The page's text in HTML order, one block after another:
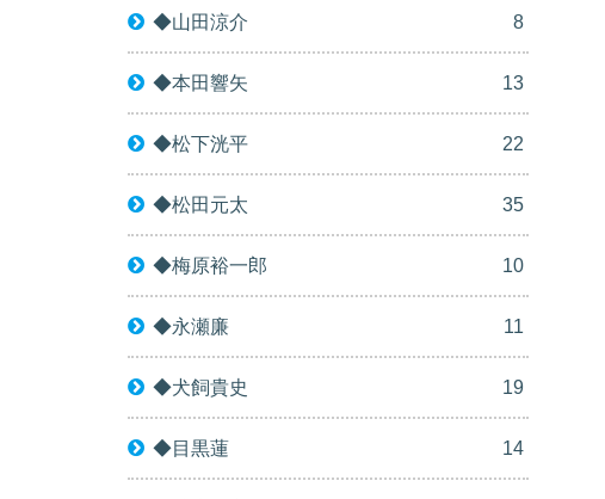
◆山田涼介 8
◆本田響矢 13
◆松下洸平 22
◆松田元太 35
◆梅原裕一郎 10
◆永瀬廉 11
◆犬飼貴史 19
◆目黒蓮 14